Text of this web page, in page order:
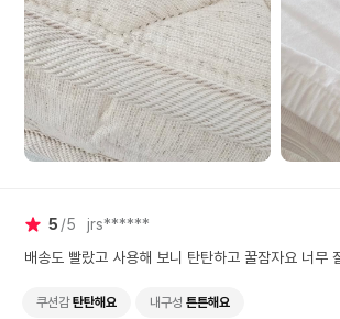
어날아기부터 성장기 어린
이, 어르신들까지 모두 만족
하실 것 같아요. 저는 다음
명절에 친정아버지께도 사드
리려고 해요~^^
굉장히 내츄럴한 색감이고 유기농느낌이랄까ㅎ
제가 봤던 사진들은 기본밴딩 방수커버가 씌워진 상
두번째사진처럼 팜프링타이벡지퍼형커버로 완전히
인 밴딩방수커버를 다시 씌워 사용하고 있습니다.
태어날아기부터 성장기 어린이, 어르신들까지 모두
는 다음 명절에 친정아버지께도 사드리려고 해요~^^
5 5 jrs******
배송도 빨랐고 사용해 보니 탄탄하고 꿀잠자요 너무
쿠션감 탄탄해요 내구성 튼튼해요